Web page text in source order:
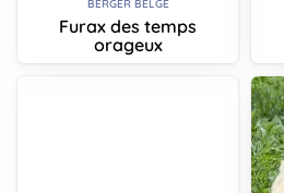
BERGER BELGE
Furax des temps
orageux